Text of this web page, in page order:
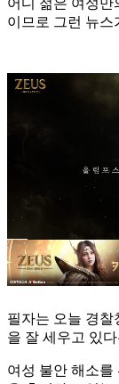
어디 젊은 여성만
이므로 그런 뉴스
필자는 오늘 경찰
을 잘 세우고 있
여성 불안 해소를